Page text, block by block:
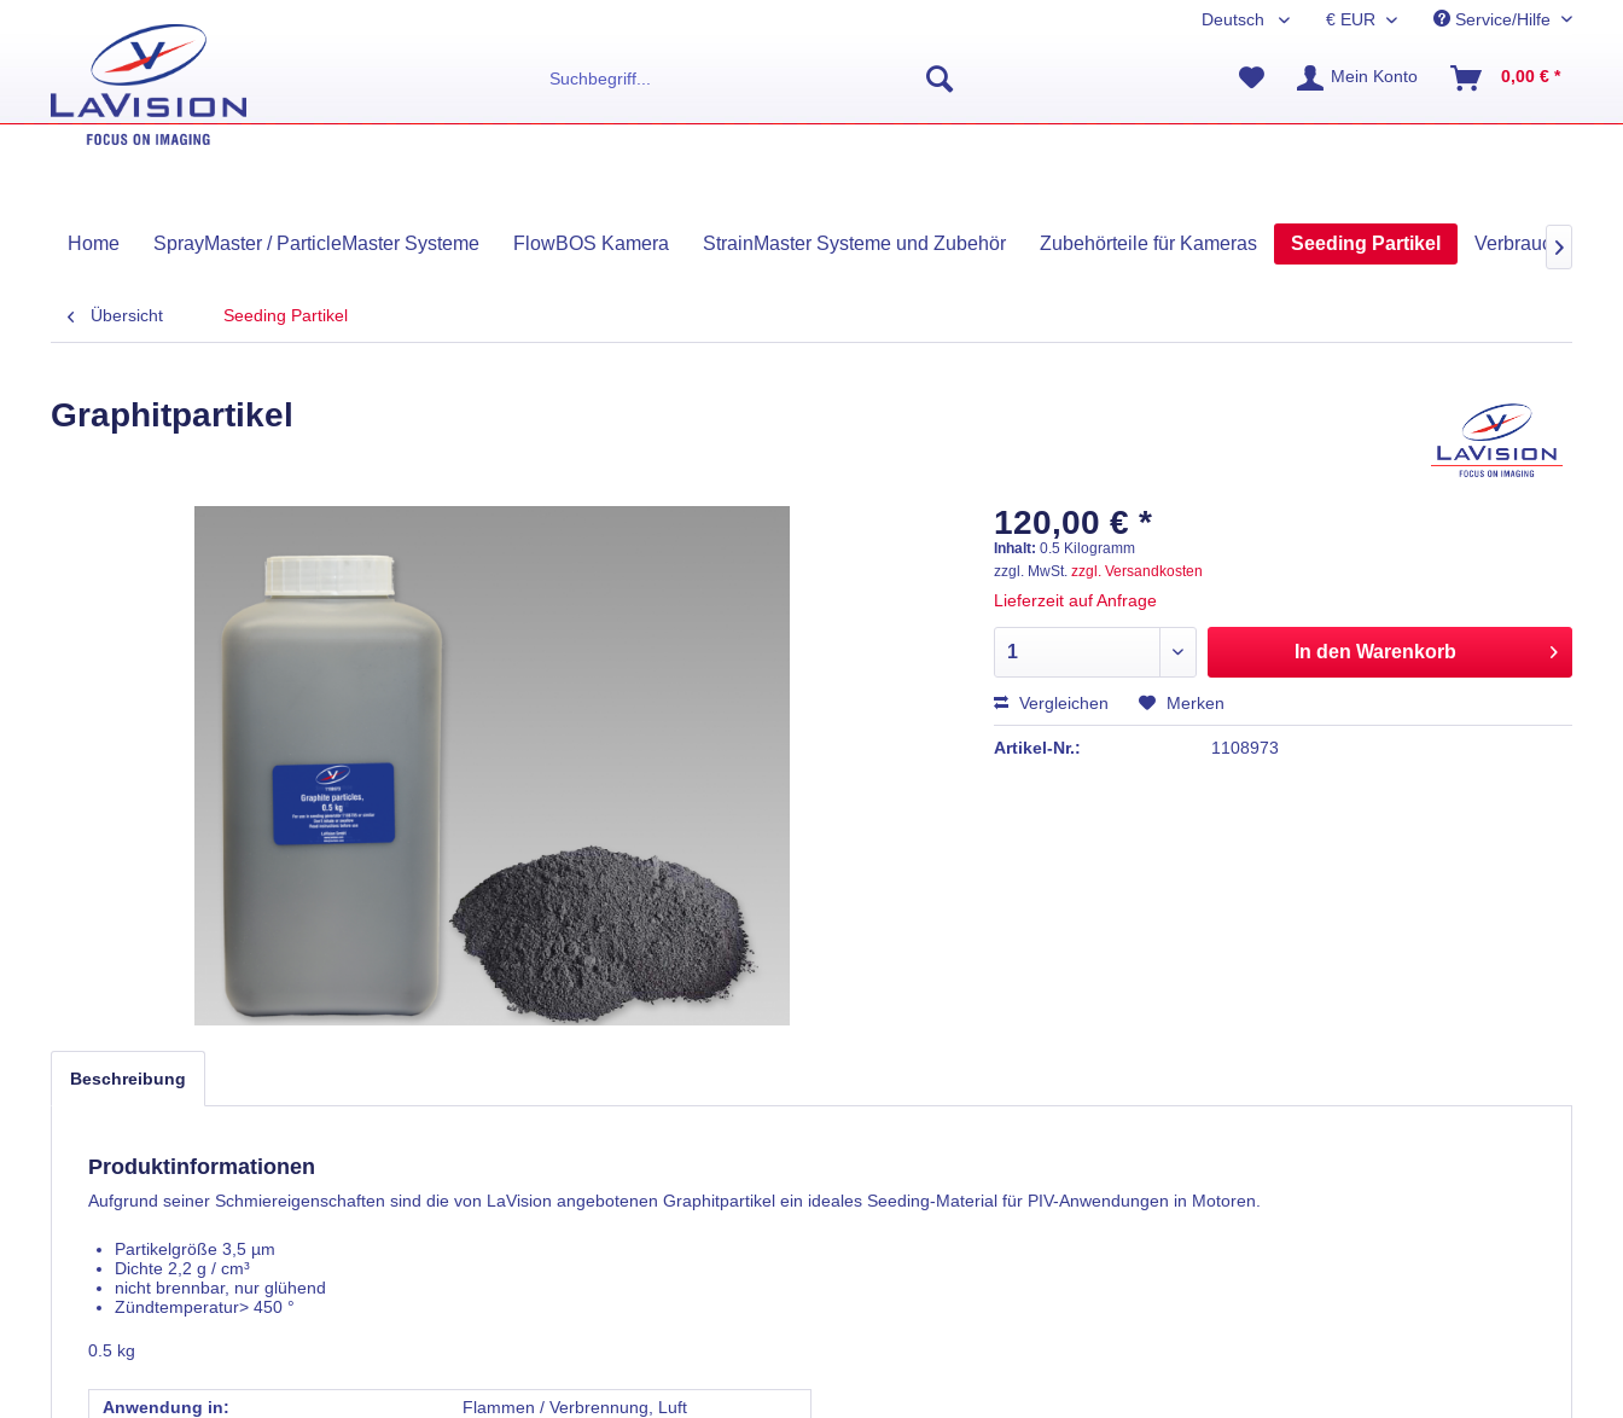
Service/Hilfe
Mein Konto 0,00 € *
Home SprayMaster / ParticleMaster Systeme FlowBOS Kamera StrainMaster Systeme und Zubehör Zubehörteile für Kameras Seeding Partikel 
Übersicht Seeding Partikel
Graphitpartikel
120,00 € *
Inhalt:0.5 Kilogramm
zzgl. MwSt.zzgl. Versandkosten
Lieferzeit auf Anfrage
In den Warenkorb
Vergleichen Merken
Artikel-Nr.: 1108973
Beschreibung
Produktinformationen
Aufgrund seiner Schmiereigenschaften sind die von LaVision angebotenen Graphitpartikel ein ideales Seeding-Material für PIV-Anwendungen in Motoren.
Partikelgröße 3,5 µm
Dichte 2,2 g / cm³
nicht brennbar, nur glühend
Zündtemperatur> 450 °
0.5 kg
Anwendung in:
Flammen / Verbrennung, Luft